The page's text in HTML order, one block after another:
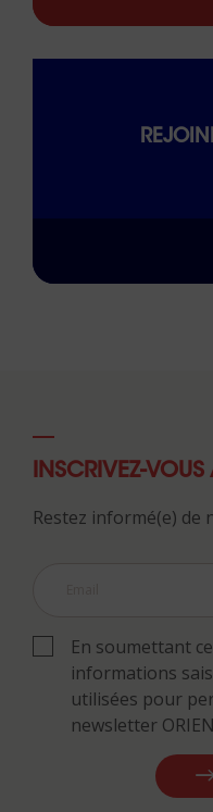
INSCRIVEZ-
Restez informé(e) de
En soumettant
informations
utilisées pour
newsletter